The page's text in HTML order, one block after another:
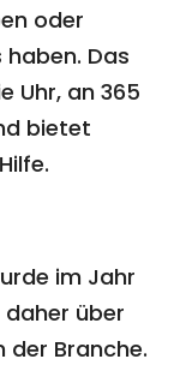
oder
Das
Uhr, an 365
bietet
im Jahr
über
der Branche.